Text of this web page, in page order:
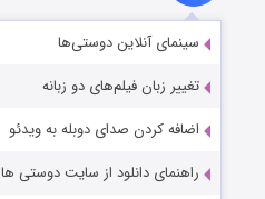
سینمای آنلاین دوستی‌ها
تغییر زبان فیلم‌های دو زبانه
اضافه کردن صدای دوبله به ویدئو
راهنمای دانلود از سایت دوستی ها